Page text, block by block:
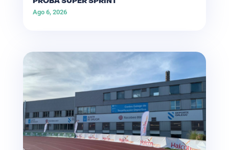
Ago 6, 2026